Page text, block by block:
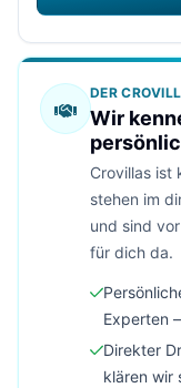
DER
Wir
Crovillas ist
stehen im
und sind
für dich da.
Experten
Direkter
klären wir